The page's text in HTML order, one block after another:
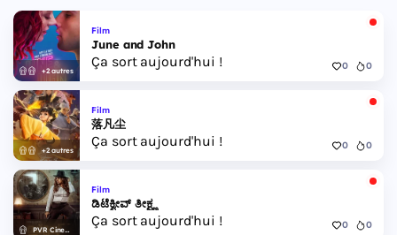
+2 autres
Film
June and John
Ça sort aujourd'hui ! 0 0
+2 autres
Film
落凡尘
Ça sort aujourd'hui ! 0 0
PVR Cinemas
Film
ಡಿಟೆಕ್ವೀವ್ ತೀಕ್ಷ್ಣ
Ça sort aujourd'hui ! 0 0